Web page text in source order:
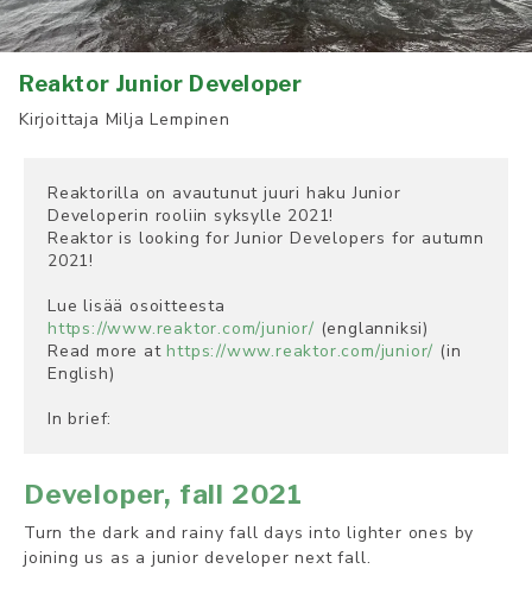
Reaktor Junior Developer
Kirjoittaja Milja Lempinen
Reaktorilla on avautunut juuri haku Junior
Developerin rooliin syksylle 2021!
Reaktor is looking for Junior Developers for autumn
2021!
https://www.reaktor.com/junior/ (englanniksi)
Read more at https://www.reaktor.com/junior/ (in
English)
In brief:
Developer, fall 2021
Turn the dark and rainy fall days into lighter ones by
joining us as a junior developer next fall.